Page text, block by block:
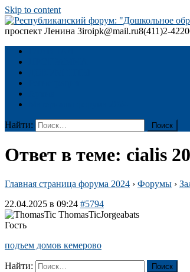
Skip to content
проспект Ленина 3iroipk@mail.ru8(411)2-
Найти:
Ответ в теме: cialis
Главная страница форума 2024 › Форумы ›
22.04.2025 в 09:24 #5794
Jorgeabats
Гость
подъем домов кемерово
Найти: